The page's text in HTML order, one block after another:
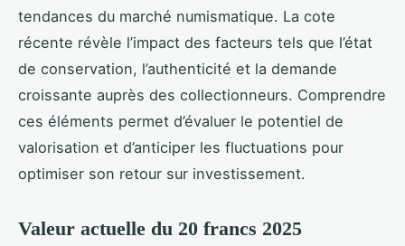
tendances du marché numismatique. La cote
récente révèle l’impact des facteurs tels que l’état
de conservation, l’authenticité et la demande
croissante auprès des collectionneurs. Comprendre
ces éléments permet d’évaluer le potentiel de
valorisation et d’anticiper les fluctuations pour
optimiser son retour sur investissement.
Valeur actuelle du 20 francs 2025